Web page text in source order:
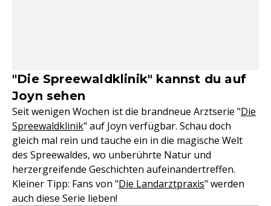
"Die Spreewaldklinik" kannst du auf
Joyn sehen
Seit wenigen Wochen ist die brandneue Arztserie "Die
Spreewaldklinik" auf Joyn verfügbar. Schau doch
gleich mal rein und tauche ein in die magische Welt
des Spreewaldes, wo unberührte Natur und
herzergreifende Geschichten aufeinandertreffen.
Kleiner Tipp: Fans von "Die Landarztpraxis" werden
auch diese Serie lieben!